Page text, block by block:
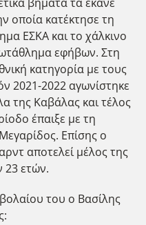
οποία κατέκτησε τη
ΕΣΚΑ και το χάλκινο
εφήβων. Στη
κατηγορία με τους
2021-2022 αγωνίστηκε
της Καβάλας και τέλος
έπαιξε με τη
Επίσης ο
αποτελεί μέλος της
23 ετών.
του ο Βασίλης